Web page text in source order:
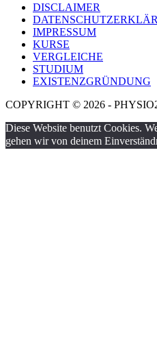
DISCLAIMER
IMPRESSUM
KURSE
VERGLEICHE
STUDIUM
EXISTENZGRÜNDUNG
COPYRIGHT © 2026 -
Diese Website benutzt Cookies.
gehen wir von deinem